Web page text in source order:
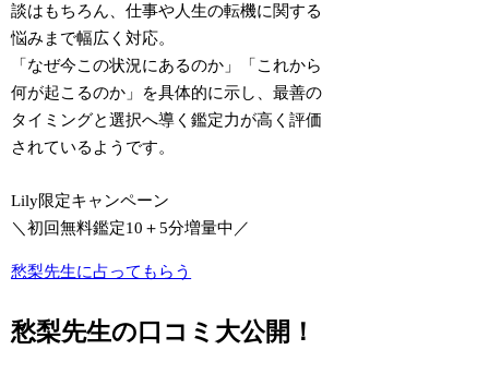
談はもちろん、仕事や人生の転機に関する
悩みまで幅広く対応。
「なぜ今この状況にあるのか」「これから
何が起こるのか」を具体的に示し、最善の
タイミングと選択へ導く鑑定力が高く評価
されているようです。
Lily限定キャンペーン
＼初回無料鑑定10＋5分増量中／
愁梨先生に占ってもらう
愁梨先生の口コミ大公開！